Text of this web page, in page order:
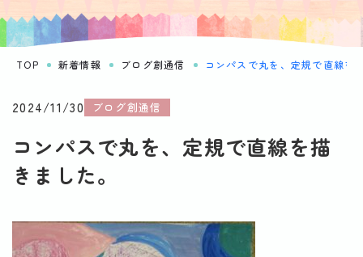
TOP 新着情報 ブログ創通信 コンパスで丸を、定規で直線を
2024/11/30 ブログ創通信
コンパスで丸を、定規で直線を描
きました。